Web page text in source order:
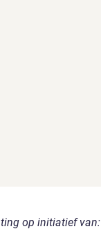
op initiatief van: